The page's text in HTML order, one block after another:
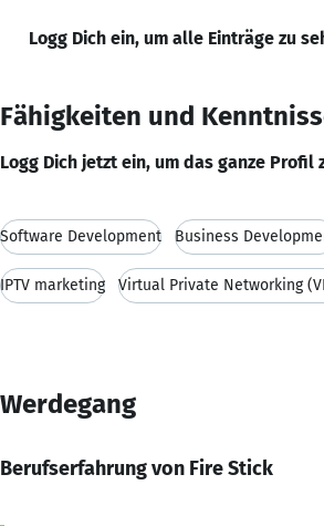
Logg Dich ein, um alle Einträge zu
Fähigkeiten und
Logg Dich jetzt ein, um das ganze Profil
Software Development Business
IPTV marketing Virtual Private Networking
Werdegang
Berufserfahrung von Fire Stick